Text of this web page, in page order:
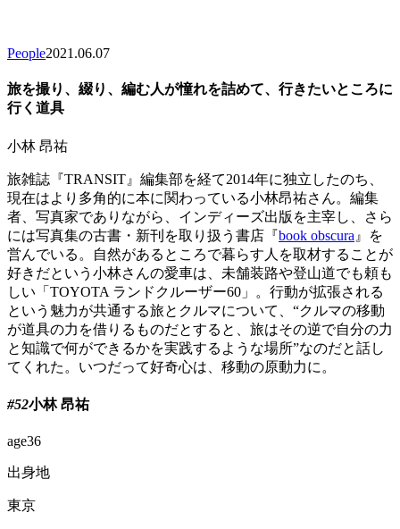
People2021.06.07
旅を撮り、綴り、編む人が憧れを詰めて、行きたいところに
行く道具
小林 昂祐
旅雑誌『TRANSIT』編集部を経て2014年に独立したのち、
現在はより多角的に本に関わっている小林昂祐さん。編集
者、写真家でありながら、インディーズ出版を主宰し、さら
には写真集の古書・新刊を取り扱う書店『book obscura 』を
営んでいる。自然があるところで暮らす人を取材することが
好きだという小林さんの愛車は、未舗装路や登山道でも頼も
しい「TOYOTA ランドクルーザー60」。行動が拡張される
という魅力が共通する旅とクルマについて、“クルマの移動
が道具の力を借りるものだとすると、旅はその逆で自分の力
と知識で何ができるかを実践するような場所”なのだと話し
てくれた。いつだって好奇心は、移動の原動力に。
#52小林 昂祐
age36
出身地
東京